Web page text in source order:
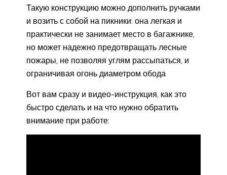
Такую конструкцию можно дополнить ручками
и возить с собой на пикники: она легкая и
практически не занимает место в багажнике,
но может надежно предотвращать лесные
пожары, не позволяя углям рассыпаться, и
ограничивая огонь диаметром обода
Вот вам сразу и видео-инструкция, как это
быстро сделать и на что нужно обратить
внимание при работе: